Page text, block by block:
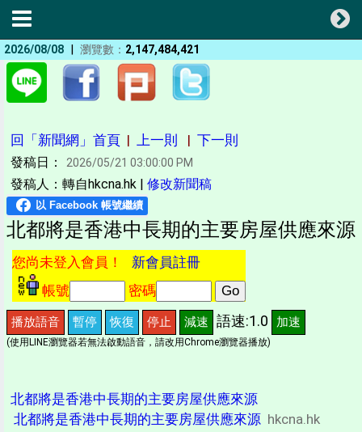
2026/08/08 | 瀏覽數： 2,147,484,421
回「新聞網」首頁 | 上一則 | 下一則
發稿日： 2026/05/21 03:00:00 PM
發稿人：轉自hkcna.hk | 修改新聞稿
北都將是香港中長期的主要房屋供應來源
您尚未登入會員！ 新會員註冊
帳號
密碼
播放語音 暫停 恢復 停止 減速 語速:1.0 加速
(使用LINE瀏覽器若無法啟動語音，請改用Chrome瀏覽器播放)
北都將是香港中長期的主要房屋供應來源
北都將是香港中長期的主要房屋供應來源 hkcna.hk